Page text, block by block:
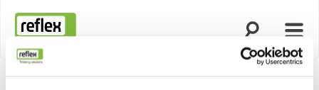
Página inicial
Abrir procuraAbrir